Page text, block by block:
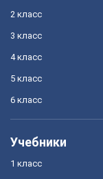
2 класс
3 класс
4 класс
5 класс
6 класс
Учебники
1 класс